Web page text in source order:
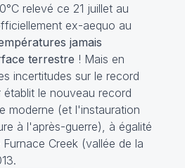
relevé ce 21 juillet au
ex-aequo au
jamais
terrestre ! Mais en
incertitudes sur le record
le nouveau record
moderne (et l'instauration
à l'après-guerre), à égalité
Creek (vallée de la